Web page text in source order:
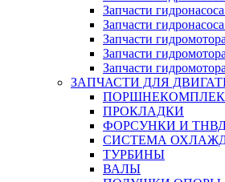
Запчасти
Запчасти
Запчасти
Запчасти
Запчасти
ЗАПЧАСТИ ДЛЯ
ПРОКЛАДКИ
ФОРСУНКИ И
СИСТЕМА
ТУРБИНЫ
ВАЛЫ